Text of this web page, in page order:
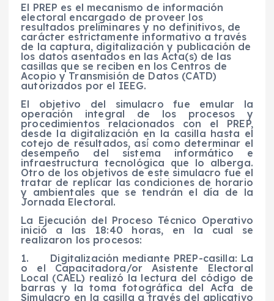
El PREP es el mecanismo de información
electoral encargado de proveer los
resultados preliminares y no definitivos, de
carácter estrictamente informativo a través
de la captura, digitalización y publicación de
los datos asentados en las Acta(s) de las
casillas que se reciben en los Centros de
Acopio y Transmisión de Datos (CATD)
autorizados por el IEEG.
El objetivo del simulacro fue emular la
operación integral de los procesos y
procedimientos relacionados con el PREP,
desde la digitalización en la casilla hasta el
cotejo de resultados, así́ como determinar el
desempeño del sistema informático e
infraestructura tecnológica que lo alberga.
Otro de los objetivos de este simulacro fue el
tratar de replicar las condiciones de horario
y ambientales que se tendrán el día de la
Jornada Electoral.
La Ejecución del Proceso Técnico Operativo
inició a las 18:40 horas, en la cual se
realizaron los procesos:
1. Digitalización mediante PREP-casilla: La
o el Capacitadora/or Asistente Electoral
Local (CAEL) realizó la lectura del código de
barras y la toma fotográfica del Acta de
Simulacro en la casilla a través del aplicativo